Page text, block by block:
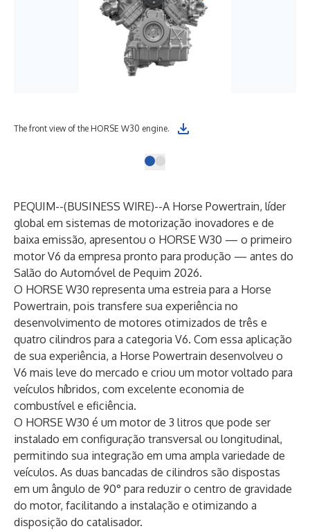
The front view of the HORSE W30 engine.
PEQUIM--(BUSINESS WIRE)--A Horse Powertrain, líder
global em sistemas de motorização inovadores e de
baixa emissão, apresentou o HORSE W30 — o primeiro
motor V6 da empresa pronto para produção — antes do
Salão do Automóvel de Pequim 2026.
O HORSE W30 representa uma estreia para a Horse
Powertrain, pois transfere sua experiência no
desenvolvimento de motores otimizados de três e
quatro cilindros para a categoria V6. Com essa aplicação
de sua experiência, a Horse Powertrain desenvolveu o
V6 mais leve do mercado e criou um motor voltado para
veículos híbridos, com excelente economia de
combustível e eficiência.
O HORSE W30 é um motor de 3 litros que pode ser
instalado em configuração transversal ou longitudinal,
permitindo sua integração em uma ampla variedade de
veículos. As duas bancadas de cilindros são dispostas
em um ângulo de 90° para reduzir o centro de gravidade
do motor, facilitando a instalação e otimizando a
disposição do catalisador.